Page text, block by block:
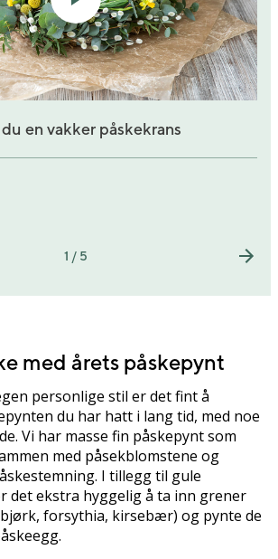
en vakker påskekrans
1 / 5
med årets påskepynt
personlige stil er det fint å
du har hatt i lang tid, med noe
Vi har masse fin påskepynt som
med påsekblomstene og
I tillegg til gule
det ekstra hyggelig å ta inn grener
forsythia, kirsebær) og pynte de